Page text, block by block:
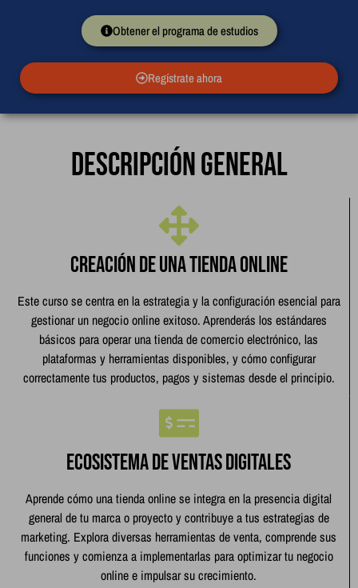
Obtener el programa de estudios
Regístrate ahora
Descripción general
Creación de una tienda online
Este curso se centra en la estrategia y la configuración esencial para
gestionar un negocio online exitoso. Aprenderás los estándares
básicos para operar una tienda de comercio electrónico, las
plataformas y herramientas disponibles, y cómo configurar
correctamente tus productos, pagos y sistemas desde el principio.
Ecosistema de ventas digitales
Aprende cómo una tienda online se integra en la presencia digital
general de tu marca o proyecto y contribuye a tus estrategias de
marketing. Explora diversas herramientas de venta, comprende sus
funciones y comienza a implementarlas para optimizar tu negocio
online e impulsar su crecimiento.